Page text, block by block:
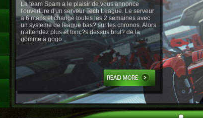
La team Spam a le plaisir de vous annonce
l'ouverture d'un serveur Tech League. Le serveur
a 6 maps et change toutes les 2 semaines avec
un systeme de league bas? sur les chronos. Alors
n'attendez plus et fonc?s dessus brul? de la
gomme a gogo ..